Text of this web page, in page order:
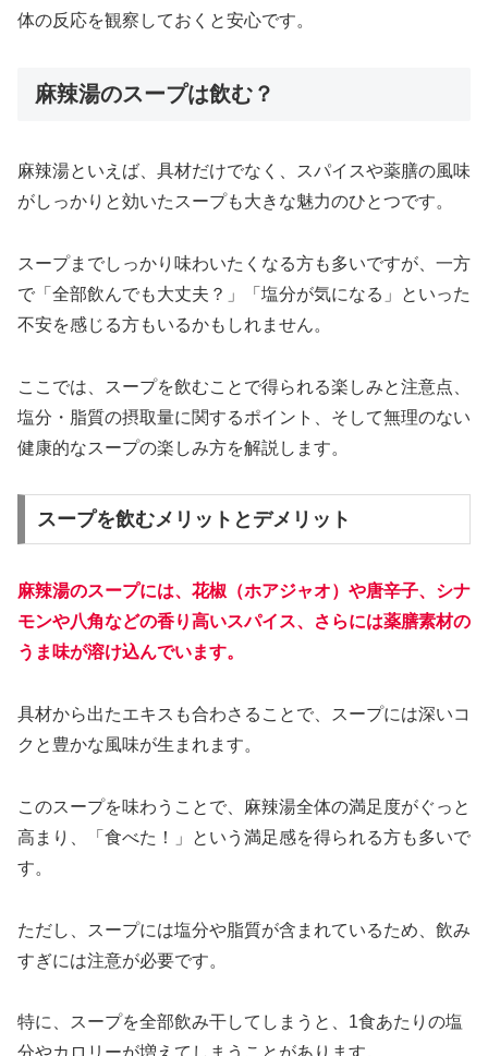
体の反応を観察しておくと安心です。
麻辣湯のスープは飲む？
麻辣湯といえば、具材だけでなく、スパイスや薬膳の風味
がしっかりと効いたスープも大きな魅力のひとつです。
スープまでしっかり味わいたくなる方も多いですが、一方
で「全部飲んでも大丈夫？」「塩分が気になる」といった
不安を感じる方もいるかもしれません。
ここでは、スープを飲むことで得られる楽しみと注意点、
塩分・脂質の摂取量に関するポイント、そして無理のない
健康的なスープの楽しみ方を解説します。
スープを飲むメリットとデメリット
麻辣湯のスープには、花椒（ホアジャオ）や唐辛子、シナ
モンや八角などの香り高いスパイス、さらには薬膳素材の
うま味が溶け込んでいます。
具材から出たエキスも合わさることで、スープには深いコ
クと豊かな風味が生まれます。
このスープを味わうことで、麻辣湯全体の満足度がぐっと
高まり、「食べた！」という満足感を得られる方も多いで
す。
ただし、スープには塩分や脂質が含まれているため、飲み
すぎには注意が必要です。
特に、スープを全部飲み干してしまうと、1食あたりの塩